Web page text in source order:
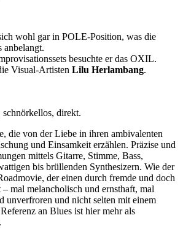
wohl gar in POLE-Position, was die
besuchte er das OXIL.
Visual-Artisten Lilu Herlambang.
schnörkellos, direkt.
die von der Liebe in ihren ambivalenten
und Einsamkeit erzählen. Präzise und
mittels Gitarre, Stimme, Bass,
bis brüllenden Synthesizern. Wie der
der einen durch fremde und doch
mal melancholisch und ernsthaft, mal
unverfroren und nicht selten mit einem
an Blues ist hier mehr als